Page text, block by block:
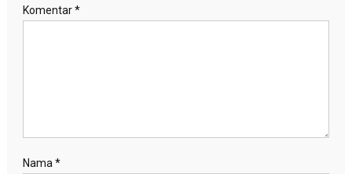
Komentar*
Nama *